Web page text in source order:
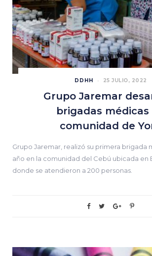
DDHH 25 JULIO, 2022
Grupo Jaremar
brigadas médicas
comunidad de
Grupo Jaremar, realizó su primera brigada
año en la comunidad del Cebú ubicada en
donde se atendieron a 200 personas.